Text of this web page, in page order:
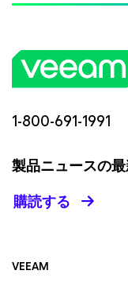
1-800-691-1991
製品ニュースの
購読する
VEEAM